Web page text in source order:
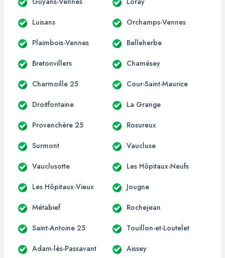
Luisans Orchamps-Vennes
Plaimbois-Vennes Belleherbe
Bretonvillers Chamésey
Charmoille 25 Cour-Saint-Maurice
Droitfontaine La Grange
Provenchère 25 Rosureux
Surmont Vaucluse
Vauclusotte Les Hôpitaux-Neufs
Les Hôpitaux-Vieux Jougne
Métabief Rochejean
Saint-Antoine 25 Touillon-et-Loutelet
Adam-lès-Passavant Aissey